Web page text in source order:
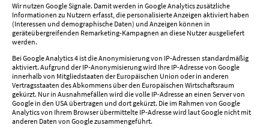
Wir nutzen Google Signale. Damit werden in Google Analytics zusätzliche
Informationen zu Nutzern erfasst, die personalisierte Anzeigen aktiviert haben
(Interessen und demographische Daten) und Anzeigen können in
geräteübergreifenden Remarketing-Kampagnen an diese Nutzer ausgeliefert
werden.
Bei Google Analytics 4 ist die Anonymisierung von IP-Adressen standardmäßig
aktiviert. Aufgrund der IP-Anonymisierung wird Ihre IP-Adresse von Google
innerhalb von Mitgliedstaaten der Europäischen Union oder in anderen
Vertragsstaaten des Abkommens über den Europäischen Wirtschaftsraum
gekürzt. Nur in Ausnahmefällen wird die volle IP-Adresse an einen Server von
Google in den USA übertragen und dort gekürzt. Die im Rahmen von Google
Analytics von Ihrem Browser übermittelte IP-Adresse wird laut Google nicht mit
anderen Daten von Google zusammengeführt.